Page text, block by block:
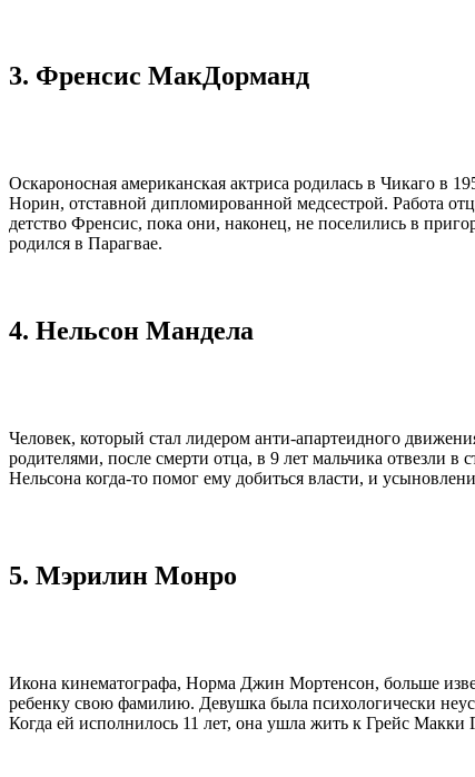
3. Френсис МакДорманд
Оскароносная американская актриса родилась в Чикаго
Норин, отставной дипломированной медсестрой. Работа
детство Френсис, пока они, наконец, не поселились в
родился в Парагвае.
4. Нельсон Мандела
Человек, который стал лидером анти-апартеидного
родителями, после смерти отца, в 9 лет мальчика отвезли
Нельсона когда-то помог ему добиться власти, и
5. Мэрилин Монро
Икона кинематографа, Норма Джин Мортенсон, больше
ребенку свою фамилию. Девушка была психологически
Когда ей исполнилось 11 лет, она ушла жить к Грейс Макки